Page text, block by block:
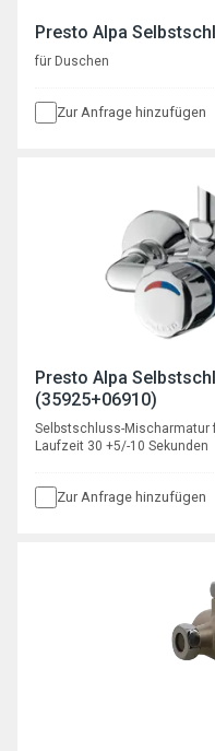
Presto Alpa
für Duschen
Zur Anfrage hinzufügen
Presto Alpa
(35925+06910)
Selbstschluss-Mischarmatur
Laufzeit 30 +5/-10 Sekunden
Zur Anfrage hinzufügen